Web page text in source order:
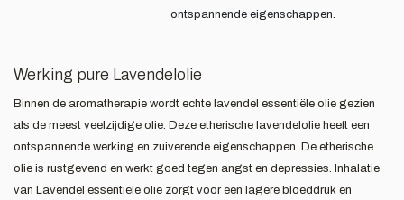
ontspannende eigenschappen.
Werking pure Lavendelolie
Binnen de aromatherapie wordt echte lavendel essentiële olie gezien
als de meest veelzijdige olie. Deze etherische lavendelolie heeft een
ontspannende werking en zuiverende eigenschappen. De etherische
olie is rustgevend en werkt goed tegen angst en depressies. Inhalatie
van Lavendel essentiële olie zorgt voor een lagere bloeddruk en